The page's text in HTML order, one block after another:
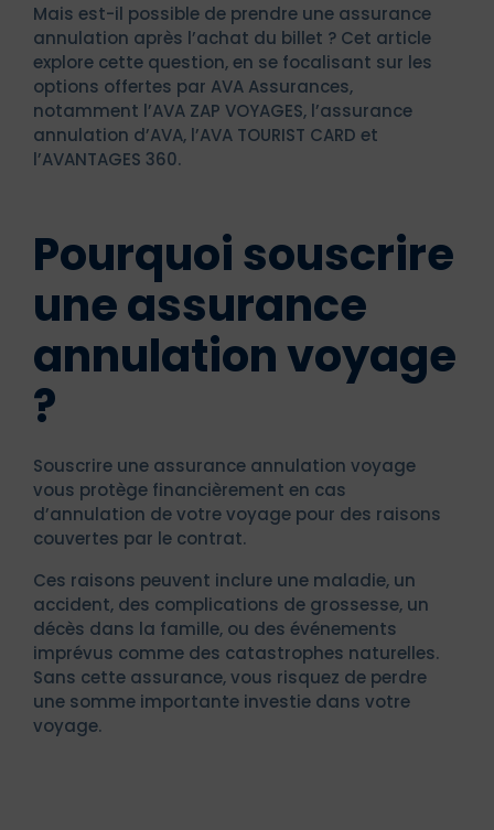
Mais est-il possible de prendre une assurance
annulation après l’achat du billet ? Cet article
explore cette question, en se focalisant sur les
options offertes par AVA Assurances,
notamment l’AVA ZAP VOYAGES, l’assurance
annulation d’AVA, l’AVA TOURIST CARD et
l’AVANTAGES 360.
Pourquoi souscrire
une assurance
annulation voyage
?
Souscrire une assurance annulation voyage
vous protège financièrement en cas
d’annulation de votre voyage pour des raisons
couvertes par le contrat.
Ces raisons peuvent inclure une maladie, un
accident, des complications de grossesse, un
décès dans la famille, ou des événements
imprévus comme des catastrophes naturelles.
Sans cette assurance, vous risquez de perdre
une somme importante investie dans votre
voyage.